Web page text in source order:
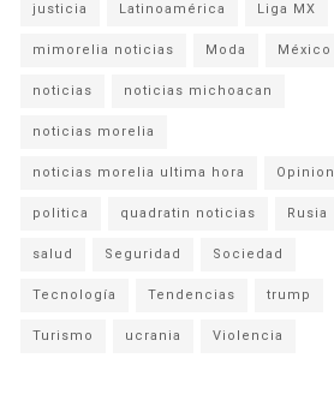
justicia Latinoamérica Liga MX
mimorelia noticias Moda México
noticias noticias michoacan
noticias morelia
noticias morelia ultima hora Opinion
politica quadratin noticias Rusia
salud Seguridad Sociedad
Tecnología Tendencias trump
Turismo ucrania Violencia